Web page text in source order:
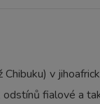
Chibuku) v
fialové a